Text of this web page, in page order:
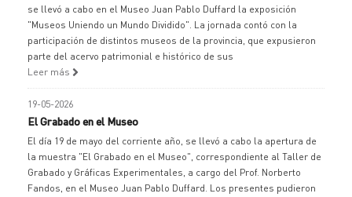
se llevó a cabo en el Museo Juan Pablo Duffard la exposición
"Museos Uniendo un Mundo Dividido". La jornada contó con la
participación de distintos museos de la provincia, que expusieron
parte del acervo patrimonial e histórico de sus
Leer más
19-05-2026
El Grabado en el Museo
El día 19 de mayo del corriente año, se llevó a cabo la apertura de
la muestra "El Grabado en el Museo", correspondiente al Taller de
Grabado y Gráficas Experimentales, a cargo del Prof. Norberto
Fandos, en el Museo Juan Pablo Duffard. Los presentes pudieron